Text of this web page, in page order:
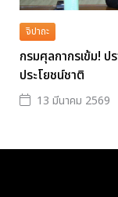
จิปาถะ
กรมศุลกากรเข้ม!
ประโยชน์ชาติ
13 มีนาคม 2569